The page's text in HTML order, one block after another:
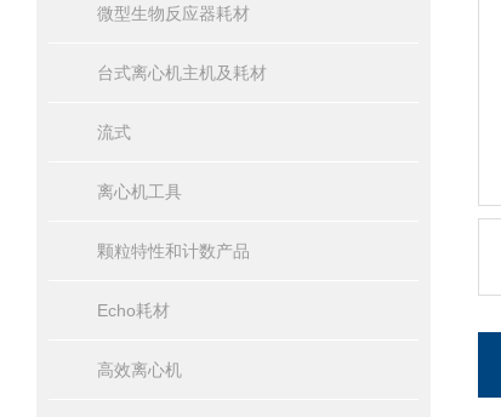
微型生物反应器耗材
台式离心机主机及耗材
流式
离心机工具
颗粒特性和计数产品
Echo耗材
高效离心机